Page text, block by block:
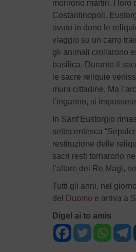
morirono martiri. I loro
Costantinopoli.
avuto in dono le
viaggio su un carro
gli animali crollarono
basilica. Durante il
le sacre reliquie
mura cittadine. Ma
l’inganno, si
In Sant’Eustorgio
settecentesca
restituzione delle
sacri resti tornarono
l’altare dei Re Magi,
Tutti gli anni, nel
del
Duomo e arriva a
Digel ai to amis